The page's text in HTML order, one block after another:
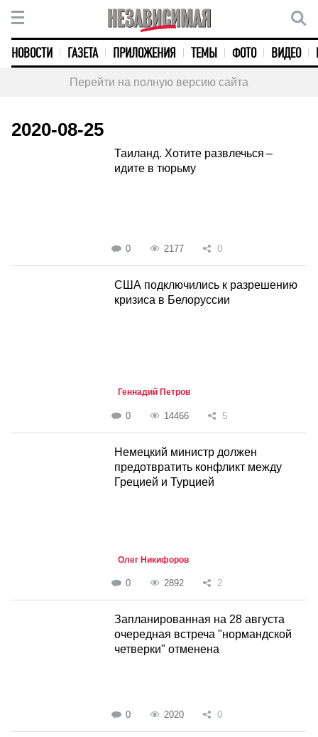
НОВОСТИ ГАЗЕТА ПРИЛОЖЕНИЯ ТЕМЫ ФОТО ВИДЕО
Перейти на полную версию сайта
2020-08-25
Таиланд. Хотите развлечься –
идите в тюрьму
0 2177 0
США подключились к разрешению
кризиса в Белоруссии
Геннадий Петров
0 14466 5
Немецкий министр должен
предотвратить конфликт между
Грецией и Турцией
Олег Никифоров
0 2892 2
Запланированная на 28 августа
очередная встреча "нормандской
четверки" отменена
0 2020 0